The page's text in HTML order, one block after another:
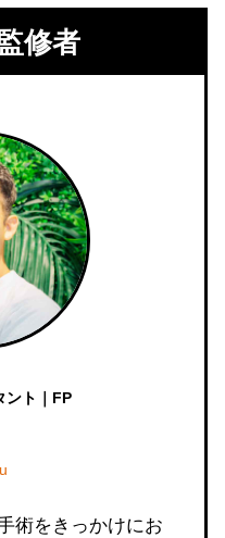
修者
ント｜FP
u
術をきっかけにお